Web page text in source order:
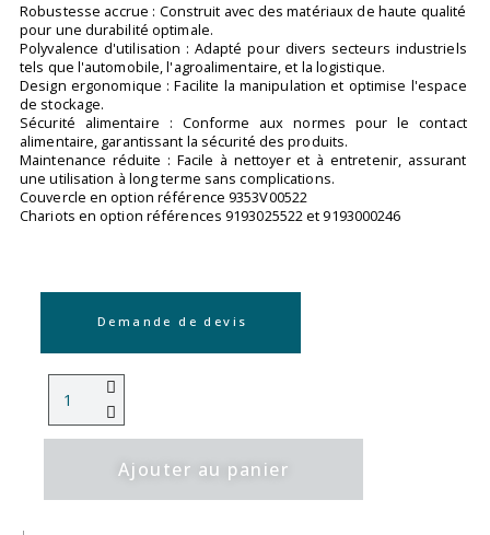
Robustesse accrue : Construit avec des matériaux de haute qualité
pour une durabilité optimale.
Polyvalence d'utilisation : Adapté pour divers secteurs industriels
tels que l'automobile, l'agroalimentaire, et la logistique.
Design ergonomique : Facilite la manipulation et optimise l'espace
de stockage.
Sécurité alimentaire : Conforme aux normes pour le contact
alimentaire, garantissant la sécurité des produits.
Maintenance réduite : Facile à nettoyer et à entretenir, assurant
une utilisation à long terme sans complications.
Couvercle en option référence 9353V00522
Chariots en option références 9193025522 et 9193000246
Demande de devis
Ajouter au panier